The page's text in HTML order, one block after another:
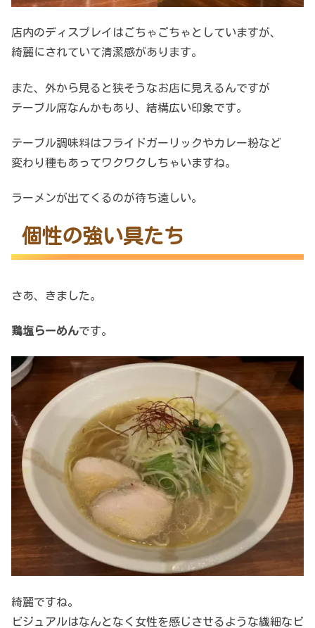
店内のディスプレイはごちゃごちゃとしていますが、
綺麗にされていて清潔感があります。
また、外から見ると狭そうなお店に見えるんですが
テーブル席なんかもあり、結構広い印象です。
テーブル調味料はフライドガーリックやカレー粉など
変わり種もあってワクワクしちゃいますね。
ラーメンが出てくるのが待ち遠しい。
個性の強い具たち
さあ、きました。
鶏塩らーめんです。
綺麗ですね。
ビジュアルはなんとなく女性を感じさせるような繊細なビ